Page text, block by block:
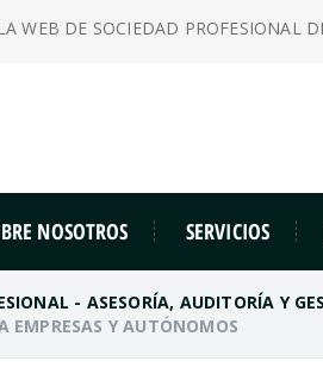
WEB DE SOCIEDAD PROFESIONAL
NOSOTROS SERVICIOS
- ASESORÍA, AUDITORÍA Y
EMPRESAS Y AUTÓNOMOS